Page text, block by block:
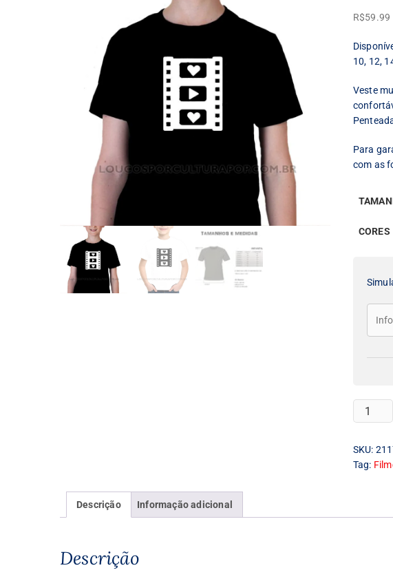
R$59.99
10, 12,
Veste
Para
com as
CORES
Camiseta
Infantil
Por
Filmes
SKU:
Tag:
Descrição Informação adicional
Descrição